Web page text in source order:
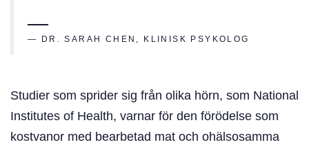
— DR. SARAH CHEN, KLINISK PSYKOLOG
Studier som sprider sig från olika hörn, som National
Institutes of Health, varnar för den förödelse som
kostvanor med bearbetad mat och ohälsosamma